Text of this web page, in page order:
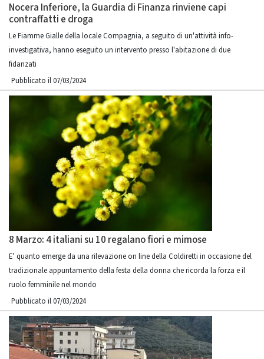
Nocera Inferiore, la Guardia di Finanza rinviene capi
contraffatti e droga
Le Fiamme Gialle della locale Compagnia, a seguito di un'attività info-
investigativa, hanno eseguito un intervento presso l'abitazione di due
fidanzati
Pubblicato il 07/03/2024
8 Marzo: 4 italiani su 10 regalano fiori e mimose
E’ quanto emerge da una rilevazione on line della Coldiretti in occasione del
tradizionale appuntamento della festa della donna che ricorda la forza e il
ruolo femminile nel mondo
Pubblicato il 07/03/2024